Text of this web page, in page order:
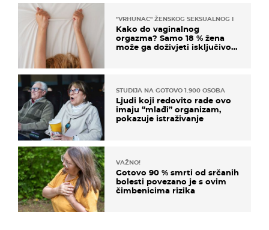
"VRHUNAC" ŽENSKOG SEKSUALNOG ISKUSTVA
Kako do vaginalnog
orgazma? Samo 18 % žena
može ga doživjeti isključivo
STUDIJA NA GOTOVO 1.900 OSOBA
Ljudi koji redovito rade ovo
imaju “mlađi” organizam,
pokazuje istraživanje
VAŽNO!
Gotovo 90 % smrti od srčanih
bolesti povezano je s ovim
čimbenicima rizika